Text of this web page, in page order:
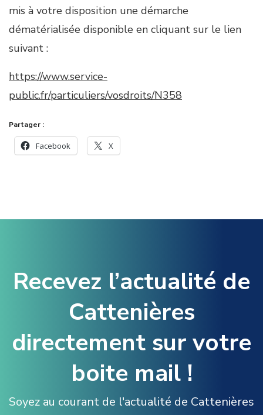
mis à votre disposition une démarche
dématérialisée disponible en cliquant sur le lien
suivant :
https://www.service-
public.fr/particuliers/vosdroits/N358
Partager :
Facebook X
Recevez l’actualité de
Cattenières
directement sur votre
boite mail !
Soyez au courant de l'actualité de Cattenières